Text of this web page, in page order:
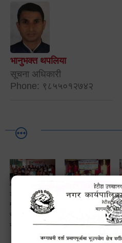
भानुभक्त थपलिया
सूचना अधिकारी
Phone: ९८५५०१२७४२
सामाजिक सुरक्षा तथा
घटना दर्ता सम्बन्धी
अन्तरक्रियात्मक
कार्यक्रम
हेटौंडामा जारी छैठौँ
मेयर कप फुटबल
प्रतियोगिता २०८३